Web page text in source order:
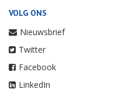
VOLG ONS
Nieuwsbrief
Twitter
Facebook
LinkedIn